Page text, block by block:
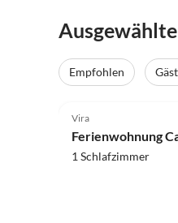
Empfohlen
Vira
Ferienwohnung
1 Schlafzimmer